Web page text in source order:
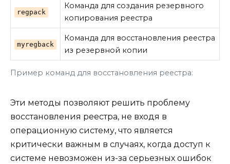
Пример команд для восстановления реестра:
regpack
Команда для создания резервного
копирования реестра
myregback
Команда для восстановления реестра
из резервной копии
Эти методы позволяют решить проблему
восстановления реестра, не входя в
операционную систему, что является
критически важным в случаях, когда доступ к
системе невозможен из-за серьезных ошибок